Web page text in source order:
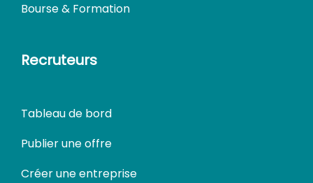
Bourse & Formation
Recruteurs
Tableau de bord
Publier une offre
Créer une entreprise